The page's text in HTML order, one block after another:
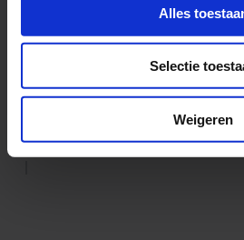
Alles
Selectie
Weigeren